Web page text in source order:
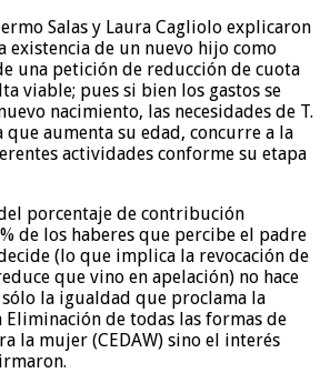
Salas y Laura Cagliolo explicaron
existencia de un nuevo hijo como
una petición de reducción de cuota
viable; pues si bien los gastos se
nacimiento, las necesidades de T.
que aumenta su edad, concurre a la
actividades conforme su etapa
porcentaje de contribución
de los haberes que percibe el padre
(lo que implica la revocación de
que vino en apelación) no hace
la igualdad que proclama la
Eliminación de todas las formas de
la mujer (CEDAW) sino el interés